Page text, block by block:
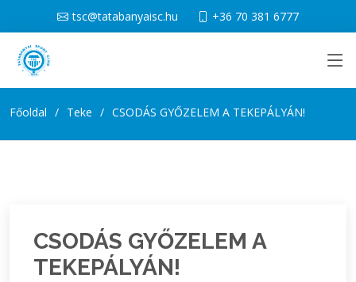
tsc@tatabanyaisc.hu +36 70 381 6777
Főoldal Teke CSODÁS GYŐZELEM A TEKEPÁLYÁN!
CSODÁS GYŐZELEM A
TEKEPÁLYÁN!